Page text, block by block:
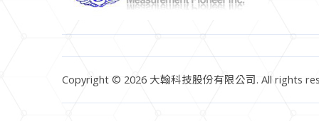
Copyright © 2026 大翰科技股份有限公司. All rights